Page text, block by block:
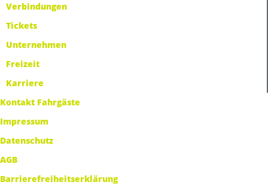
Verbindungen
Tickets
Unternehmen
Freizeit
Karriere
Kontakt Fahrgäste
Impressum
Datenschutz
AGB
Barrierefreiheitserklärung